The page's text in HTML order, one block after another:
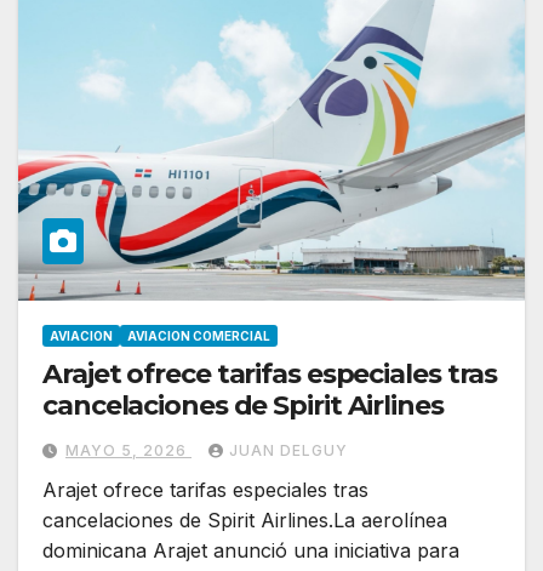
AVIACION AVIACION COMERCIAL
Arajet ofrece tarifas especiales tras
cancelaciones de Spirit Airlines
MAYO 5, 2026 JUAN DELGUY
Arajet ofrece tarifas especiales tras
cancelaciones de Spirit Airlines.La aerolínea
dominicana Arajet anunció una iniciativa para